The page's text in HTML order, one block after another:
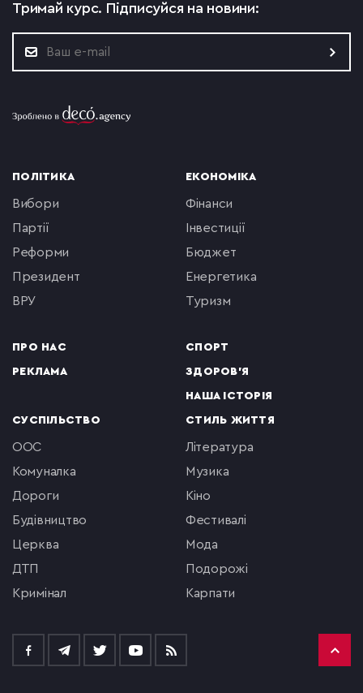
Тримай курс. Підписуйся на новини:
ПОЛІТИКА
вибори
партії
реформи
президент
ВРУ
ПРО НАС
РЕКЛАМА
ЕКОНОМІКА
фінанси
інвестиції
бюджет
енергетика
туризм
СПОРТ
ЗДОРОВ'Я
НАША ІСТОРІЯ
СУСПІЛЬСТВО
ООС
комуналка
Дороги
будівництво
церква
ДТП
кримінал
СТИЛЬ ЖИТТЯ
література
музика
кіно
фестивалі
мода
подорожі
Карпати